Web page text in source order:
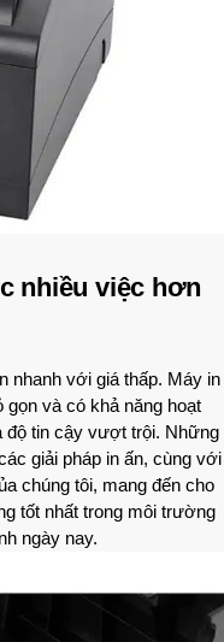
nhiều việc hơn
nhanh với giá thấp. Máy in
và có khả năng hoạt
độ tin cậy vượt trội. Những
giải pháp in ấn, cùng với
chúng tôi, mang đến cho
tốt nhất trong môi trường
ngày nay.